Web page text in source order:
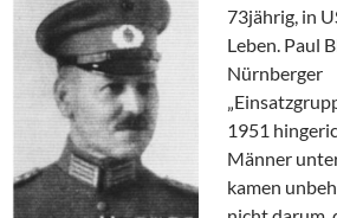
73jährig, in
Leben. Paul
Nürnberger
1951
Männer
kamen